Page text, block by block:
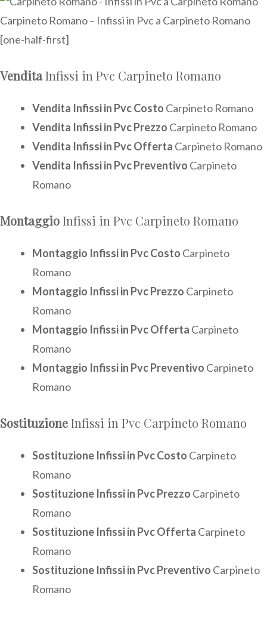
Carpineto Romano – Infissi in Pvc a Carpineto Romano
[one-half-first]
VenditaInfissi in Pvc Carpineto Romano
Vendita Infissi in Pvc Costo Carpineto Romano
Vendita Infissi in Pvc Prezzo Carpineto Romano
Vendita Infissi in Pvc Offerta Carpineto Romano
Vendita Infissi in Pvc Preventivo Carpineto
Romano
MontaggioInfissi in Pvc Carpineto Romano
Montaggio Infissi in Pvc Costo Carpineto
Romano
Montaggio Infissi in Pvc Prezzo Carpineto
Romano
Montaggio Infissi in Pvc Offerta Carpineto
Romano
Montaggio Infissi in Pvc Preventivo Carpineto
Romano
SostituzioneInfissi in Pvc Carpineto Romano
Sostituzione Infissi in Pvc Costo Carpineto
Romano
Sostituzione Infissi in Pvc Prezzo Carpineto
Romano
Sostituzione Infissi in Pvc Offerta Carpineto
Romano
Sostituzione Infissi in Pvc Preventivo Carpineto
Romano